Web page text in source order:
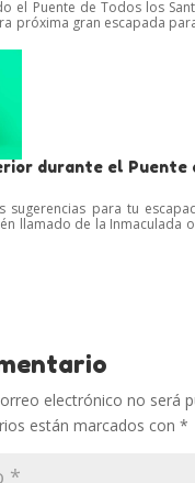
el Puente de Todos los
próxima gran escapada
durante el Puente
sugerencias para tu
llamado de la Inmaculada
electrónico no será
están marcados con *